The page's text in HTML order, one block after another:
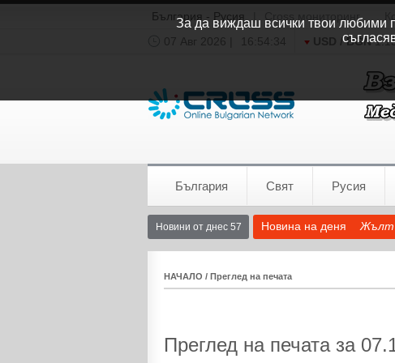
България - Русия Cross мониторинг
07 Авг 2026 |
16:54:35 USD / BGN
България Свят Русия
Новини от днес 57 Новина на деня Жълт
НАЧАЛО / Преглед на печата
Преглед на печата за
За да виждаш всички твои любими